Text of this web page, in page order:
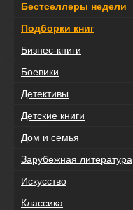
Бестселлеры недели
Подборки книг
Бизнес-книги
Боевики
Детективы
Детские книги
Дом и семья
Зарубежная литература
Искусство
Классика